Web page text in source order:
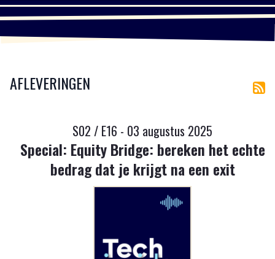
AFLEVERINGEN
S02 / E16 - 03 augustus 2025
Special: Equity Bridge: bereken het echte
bedrag dat je krijgt na een exit